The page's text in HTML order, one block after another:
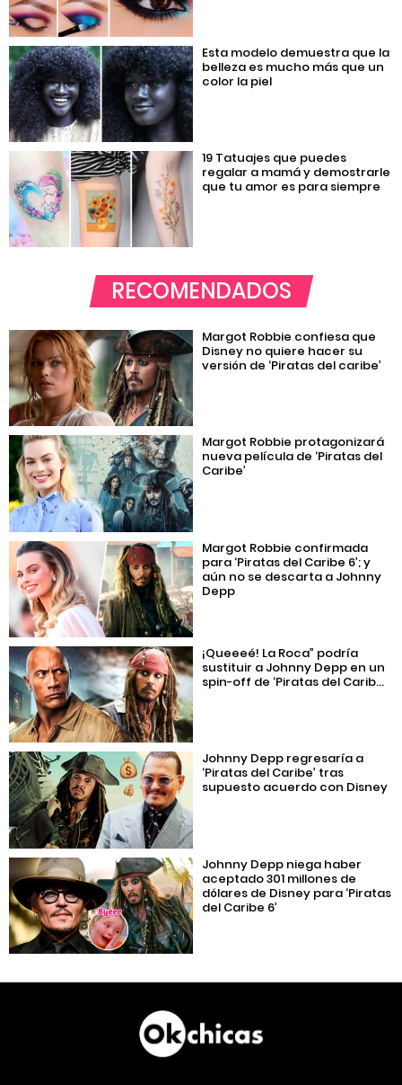
Esta modelo demuestra que la
belleza es mucho más que un
color la piel
19 Tatuajes que puedes
regalar a mamá y demostrarle
que tu amor es para siempre
RECOMENDADOS
Margot Robbie confiesa que
Disney no quiere hacer su
versión de ‘Piratas del caribe’
Margot Robbie protagonizará
nueva película de ‘Piratas del
Caribe’
Margot Robbie confirmada
para ‘Piratas del Caribe 6’; y
aún no se descarta a Johnny
Depp
¡Queeeé! La Roca” podría
sustituir a Johnny Depp en un
spin-off de ‘Piratas del Carib...
Johnny Depp regresaría a
‘Piratas del Caribe’ tras
supuesto acuerdo con Disney
Johnny Depp niega haber
aceptado 301 millones de
dólares de Disney para ‘Piratas
del Caribe 6’